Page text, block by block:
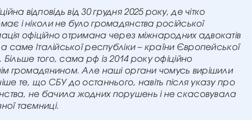
відповідь від 30 грудня 2025 року, де чітко
і ніколи не було громадянства російської
офіційно отримана через міжнародних адвокатів
саме Італійської республіки – країни Європейської
того, сама рф із 2014 року офіційно
громадянином. Але наші органи чомусь вирішили
те, що СБУ до останнього, навіть після указу про
не бачила жодних порушень і не скасовувала
таємниці.